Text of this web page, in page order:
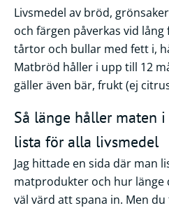
Livsmedel av bröd,
och färgen påverkas vid
tårtor och bullar med fett i,
Matbröd håller i upp till 12
gäller även bär, frukt (ej
Så länge håller maten
lista för alla livsmedel
Jag hittade en sida där man
matprodukter och hur länge
väl värd att spana in. Men